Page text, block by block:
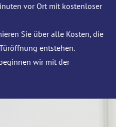
vor Ort mit kostenloser
Sie über alle Kosten, die
entstehen.
wir mit der